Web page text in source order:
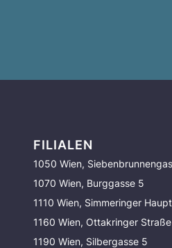
FILIALEN
1050 Wien,
1070 Wien, Burggasse 5
1110 Wien, Simmeringer
1160 Wien, Ottakringer
1190 Wien, Silbergasse 5